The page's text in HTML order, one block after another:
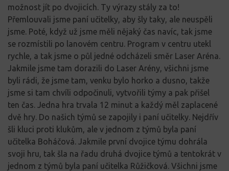
možnost jít po dvojicích. Ty výrazy stály za to!
Přemlouvali jsme paní učitelky, aby šly taky, ale neuspěli
jsme. Poté, když už jsme měli nějaký čas navíc, tak jsme
se rozmístili po lanovém centru. Program v centru utekl
rychle, a tak jsme o půl jedné odcházeli směr Laser Aréna.
Jakmile jsme tam dorazili do Laser Arény, všichni jsme
byli rádi, že jsme tam, venku bylo horko a dusno, takže
jsme si tam chvíli odpočinuli, vytvořili týmy a pak přišel
ten čas. Jedna hra trvala 12 minut a každý měl zaplacené
dvě hry. Do našich týmů se zapojily i paní učitelky. Nejdřív
šli kluci proti klukům, ale v jednom z týmů byla paní
učitelka Boháčová. Jakmile první dvojice týmu dohrála
svoji hru, tak šla na řadu druhá dvojice týmů a tentokrát v
jednom z týmů byla paní učitelka Růžičková. Všichni jsme